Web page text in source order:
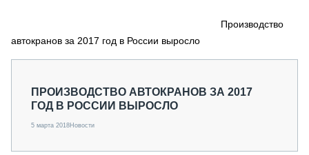
СПЕЦПРОЕКТЫ
О ПРОЕКТЕ
Производство
автокранов за 2017 год в России выросло
ПРОИЗВОДСТВО АВТОКРАНОВ ЗА 2017
ГОД В РОССИИ ВЫРОСЛО
5 марта 2018Новости